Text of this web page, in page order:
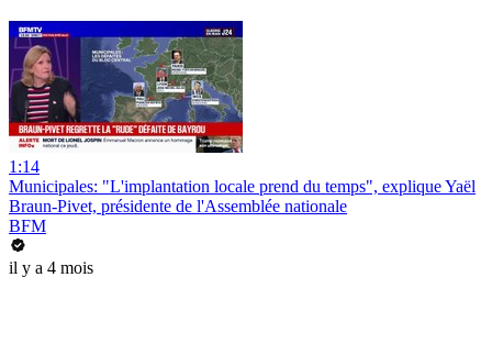
1:14
Municipales: "L'implantation locale prend du temps", explique Yaël
Braun-Pivet, présidente de l'Assemblée nationale
BFM
il y a 4 mois